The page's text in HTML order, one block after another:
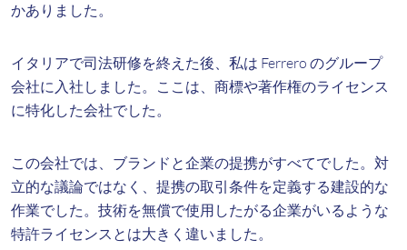
かありました。
イタリアで司法研修を終えた後、私は Ferrero のグループ
会社に入社しました。ここは、商標や著作権のライセンス
に特化した会社でした。
この会社では、ブランドと企業の提携がすべてでした。対
立的な議論ではなく、提携の取引条件を定義する建設的な
作業でした。技術を無償で使用したがる企業がいるような
特許ライセンスとは大きく違いました。